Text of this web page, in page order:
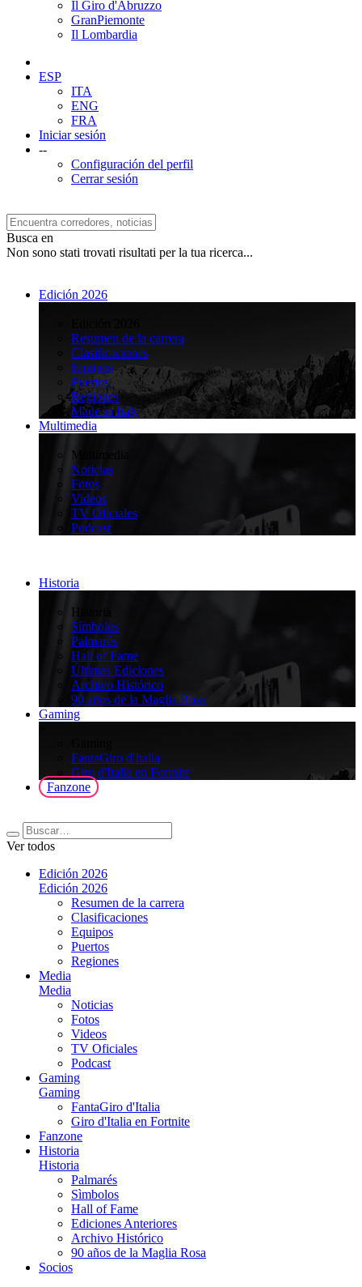
Il Giro d'Abruzzo
GranPiemonte
Il Lombardia
ESP
ITA
ENG
FRA
Iniciar sesión
--
Configuración del perfil
Cerrar sesión
Busca en
Non sono stati trovati risultati per la tua ricerca...
Edición 2026
Resumen de la carrera
Clasificaciones
Equipos
Puertos
Regiones
Made in Italy
Multimedia
Multimedia
Noticias
Fotos
Videos
TV Oficiales
Podcast
Historia
Historia
Símbolos
Palmarés
Hall of Fame
Últimas Ediciones
Archivo Histórico
90 años de la Maglia Rosa
Gaming
FantaGiro d'Italia
Giro d'Italia en Fortnite
Fanzone
Ver todos
Edición 2026
Edición 2026
Resumen de la carrera
Clasificaciones
Equipos
Puertos
Regiones
Media
Media
Noticias
Fotos
Videos
TV Oficiales
Podcast
Gaming
Gaming
FantaGiro d'Italia
Giro d'Italia en Fortnite
Fanzone
Historia
Historia
Palmarés
Sìmbolos
Hall of Fame
Ediciones Anteriores
Archivo Histórico
90 años de la Maglia Rosa
Socios